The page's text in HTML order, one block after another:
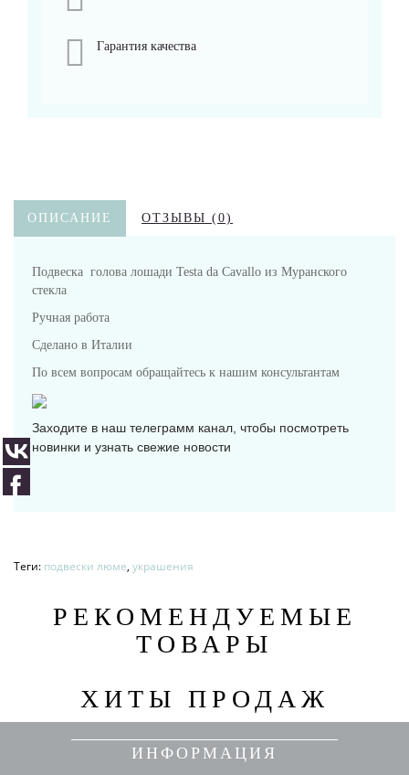
Гарантия качества
ОПИСАНИЕ ОТЗЫВЫ (0)
Подвеска голова лошади Testa da Cavallo из Муранского
стекла
Ручная работа
Сделано в Италии
По всем вопросам обращайтесь к нашим консультантам
Заходите в наш телеграмм канал, чтобы посмотреть
новинки и узнать свежие новости
Теги: подвески люме, украшения
РЕКОМЕНДУЕМЫЕ
ТОВАРЫ
ХИТЫ ПРОДАЖ
ИНФОРМАЦИЯ